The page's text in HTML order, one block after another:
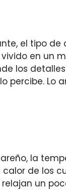
el tipo
en un
los
percibe. Lo
la
de los
un